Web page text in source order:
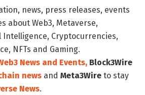
news, press releases, events
about Web3, Metaverse,
Intelligence, Cryptocurrencies,
NFTs and Gaming.
News and Events, Block3Wire
news and Meta3Wire to stay
News.